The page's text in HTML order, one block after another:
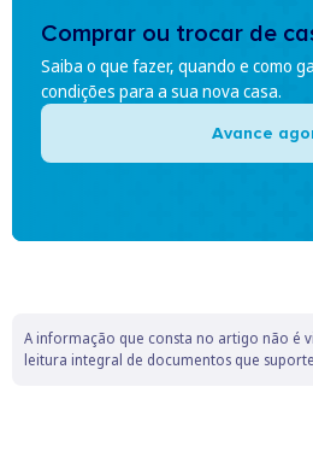
Comprar ou trocar de
Saiba o que fazer, quando e como
condições para a sua nova casa.
Avance
A informação que consta no artigo não é
leitura integral de documentos que